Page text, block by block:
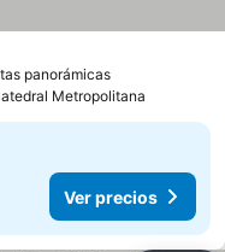
panorámicas
Metropolitana
Ver precios